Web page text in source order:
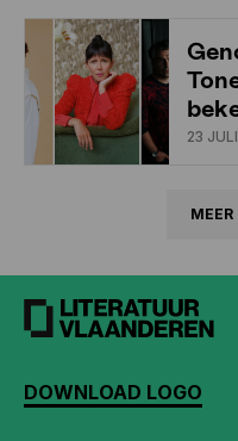
23
MEER
DOWNLOAD LOGO